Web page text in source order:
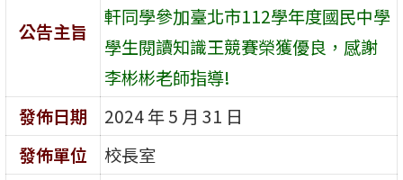
公告主旨
軒同學參加臺北市112學年度國民中學
學生閱讀知識王競賽榮獲優良，感謝
李彬彬老師指導!
發佈日期
2024 年 5 月 31 日
發佈單位
校長室